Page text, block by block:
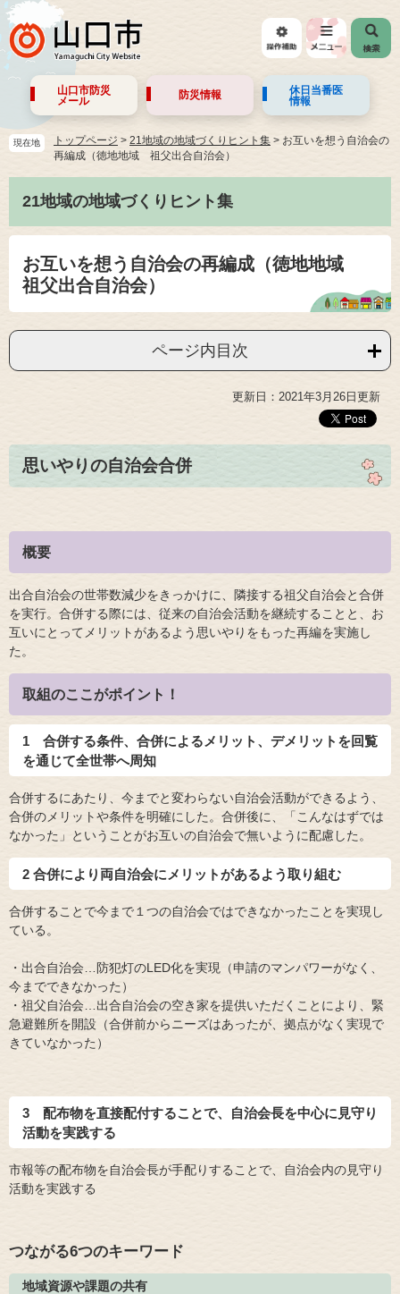
山口市防災
メール
防災情報
休日当番医
情報
現在地 トップページ > 21地域の地域づくりヒント集 > お互いを想う自治会の
再編成（徳地地域 祖父出合自治会）
21地域の地域づくりヒント集
お互いを想う自治会の再編成（徳地地域
祖父出合自治会）
ページ内目次
更新日：2021年3月26日更新
思いやりの自治会合併
概要
出合自治会の世帯数減少をきっかけに、隣接する祖父自治会と合併
を実行。合併する際には、従来の自治会活動を継続することと、お
互いにとってメリットがあるよう思いやりをもった再編を実施し
た。
取組のここがポイント！
1 合併する条件、合併によるメリット、デメリットを回覧
を通じて全世帯へ周知
合併するにあたり、今までと変わらない自治会活動ができるよう、
合併のメリットや条件を明確にした。合併後に、「こんなはずでは
なかった」ということがお互いの自治会で無いように配慮した。
2 合併により両自治会にメリットがあるよう取り組む
合併することで今まで１つの自治会ではできなかったことを実現し
ている。
・出合自治会…防犯灯のLED化を実現（申請のマンパワーがなく、
今までできなかった）
・祖父自治会…出合自治会の空き家を提供いただくことにより、緊
急避難所を開設（合併前からニーズはあったが、拠点がなく実現で
きていなかった）
3 配布物を直接配付することで、自治会長を中心に見守り
活動を実践する
市報等の配布物を自治会長が手配りすることで、自治会内の見守り
活動を実践する
つながる6つのキーワード
地域資源や課題の共有